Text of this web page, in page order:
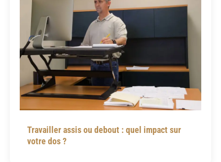
Travailler assis ou debout : quel impact sur
votre dos ?